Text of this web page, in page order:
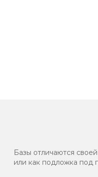
Базы отличаются
или как подложка под